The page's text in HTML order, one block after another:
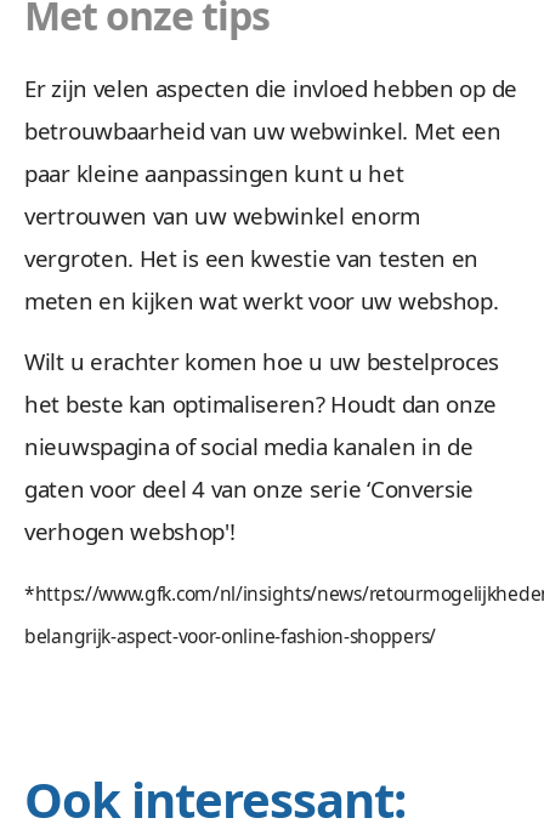
Met onze tips
Er zijn velen aspecten die invloed hebben op de
betrouwbaarheid van uw webwinkel. Met een
paar kleine aanpassingen kunt u het
vertrouwen van uw webwinkel enorm
vergroten. Het is een kwestie van testen en
meten en kijken wat werkt voor uw webshop.
Wilt u erachter komen hoe u uw bestelproces
het beste kan optimaliseren? Houdt dan onze
nieuwspagina of social media kanalen in de
gaten voor deel 4 van onze serie ‘Conversie
verhogen webshop'!
*https://www.gfk.com/nl/insights/news/
belangrijk-aspect-voor-online-fashion-shoppers/
Ook interessant: